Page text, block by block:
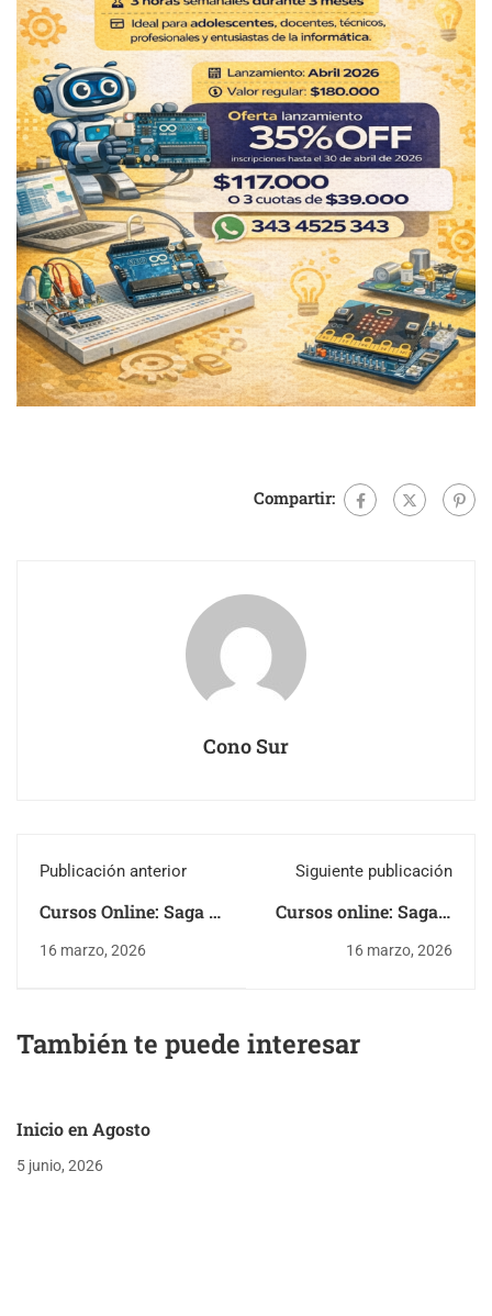
Compartir:
Cono Sur
Publicación anterior
Cursos Online: Saga 2
16 marzo, 2026
Siguiente publicación
Cursos online: Saga 4
16 marzo, 2026
También te puede interesar
Inicio en Agosto
5 junio, 2026